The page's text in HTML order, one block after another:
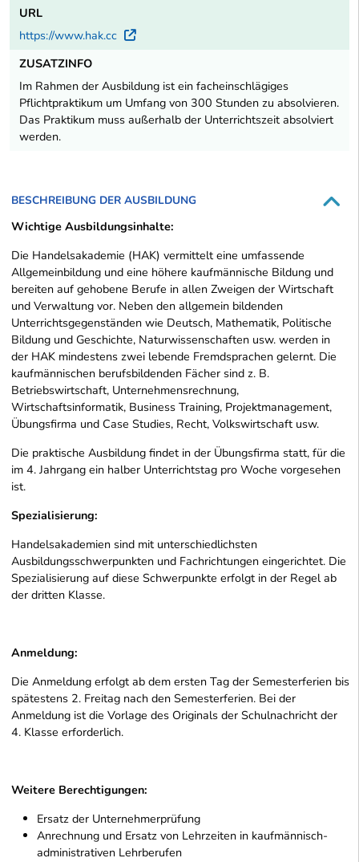
URL
https://www.hak.cc
Externer Link
ZUSATZINFO
Im Rahmen der Ausbildung ist ein facheinschlägiges
Pflichtpraktikum um Umfang von 300 Stunden zu absolvieren.
Das Praktikum muss außerhalb der Unterrichtszeit absolviert
werden.
BESCHREIBUNG DER AUSBILDUNG
Wichtige Ausbildungsinhalte:
Die Handelsakademie (HAK) vermittelt eine umfassende
Allgemeinbildung und eine höhere kaufmännische Bildung und
bereiten auf gehobene Berufe in allen Zweigen der Wirtschaft
und Verwaltung vor. Neben den allgemein bildenden
Unterrichtsgegenständen wie Deutsch, Mathematik, Politische
Bildung und Geschichte, Naturwissenschaften usw. werden in
der HAK mindestens zwei lebende Fremdsprachen gelernt. Die
kaufmännischen berufsbildenden Fächer sind z. B.
Betriebswirtschaft, Unternehmensrechnung,
Wirtschaftsinformatik, Business Training, Projektmanagement,
Übungsfirma und Case Studies, Recht, Volkswirtschaft usw.
Die praktische Ausbildung findet in der Übungsfirma statt, für die
im 4. Jahrgang ein halber Unterrichtstag pro Woche vorgesehen
ist.
Spezialisierung:
Handelsakademien sind mit unterschiedlichsten
Ausbildungsschwerpunkten und Fachrichtungen eingerichtet. Die
Spezialisierung auf diese Schwerpunkte erfolgt in der Regel ab
der dritten Klasse.
Anmeldung:
Die Anmeldung erfolgt ab dem ersten Tag der Semesterferien bis
spätestens 2. Freitag nach den Semesterferien. Bei der
Anmeldung ist die Vorlage des Originals der Schulnachricht der
4. Klasse erforderlich.
Weitere Berechtigungen:
Ersatz der Unternehmerprüfung
Anrechnung und Ersatz von Lehrzeiten in kaufmännisch-
administrativen Lehrberufen